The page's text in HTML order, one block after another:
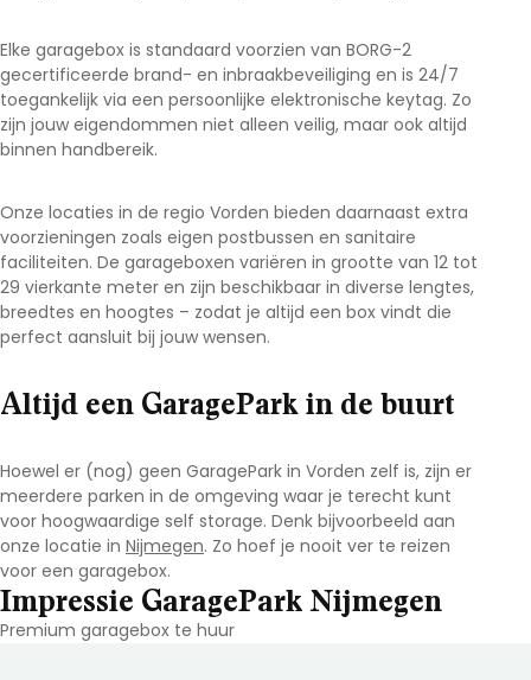
Elke garagebox is standaard voorzien van BORG-2
gecertificeerde brand- en inbraakbeveiliging en is 24/7
toegankelijk via een persoonlijke elektronische keytag. Zo
zijn jouw eigendommen niet alleen veilig, maar ook altijd
binnen handbereik.
Onze locaties in de regio Vorden bieden daarnaast extra
voorzieningen zoals eigen postbussen en sanitaire
faciliteiten. De garageboxen variëren in grootte van 12 tot
29 vierkante meter en zijn beschikbaar in diverse lengtes,
breedtes en hoogtes – zodat je altijd een box vindt die
perfect aansluit bij jouw wensen.
Altijd een GaragePark in de buurt
Hoewel er (nog) geen GaragePark in Vorden zelf is, zijn er
meerdere parken in de omgeving waar je terecht kunt
voor hoogwaardige self storage. Denk bijvoorbeeld aan
onze locatie in Nijmegen. Zo hoef je nooit ver te reizen
voor een garagebox.
Impressie GaragePark Nijmegen
Premium garagebox te huur